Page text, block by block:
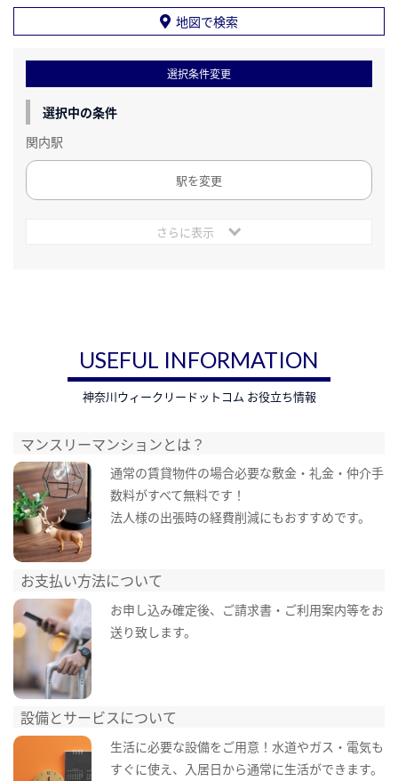
地図で検索
選択条件変更
選択中の条件
関内駅
駅を変更
さらに表示
USEFUL INFORMATION
神奈川ウィークリードットコム お役立ち情報
マンスリーマンションとは？
通常の賃貸物件の場合必要な敷金・礼金・仲介手
数料がすべて無料です！
法人様の出張時の経費削減にもおすすめです。
お支払い方法について
お申し込み確定後、ご請求書・ご利用案内等をお
送り致します。
設備とサービスについて
生活に必要な設備をご用意！水道やガス・電気も
すぐに使え、入居日から通常に生活ができます。